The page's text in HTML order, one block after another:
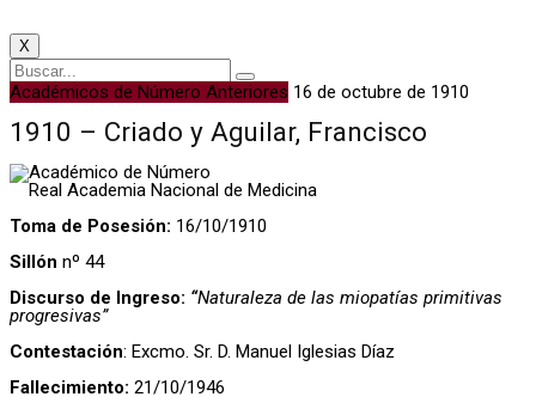
X
Académicos de Número Anteriores 16 de octubre de 1910
1910 – Criado y Aguilar, Francisco
Académico de Número
Real Academia Nacional de Medicina
Toma de Posesión: 16/10/1910
Sillón nº 44
Discurso de Ingreso: “Naturaleza de las miopatías primitivas
progresivas”
Contestación: Excmo. Sr. D. Manuel Iglesias Díaz
Fallecimiento: 21/10/1946